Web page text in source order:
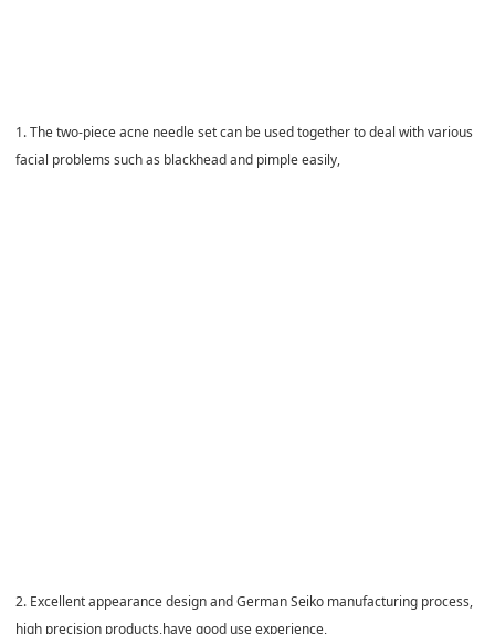
1. The two-piece acne needle set can be used together to deal with various
facial problems such as blackhead and pimple easily,
2. Excellent appearance design and German Seiko manufacturing process,
high precision products,have good use experience,